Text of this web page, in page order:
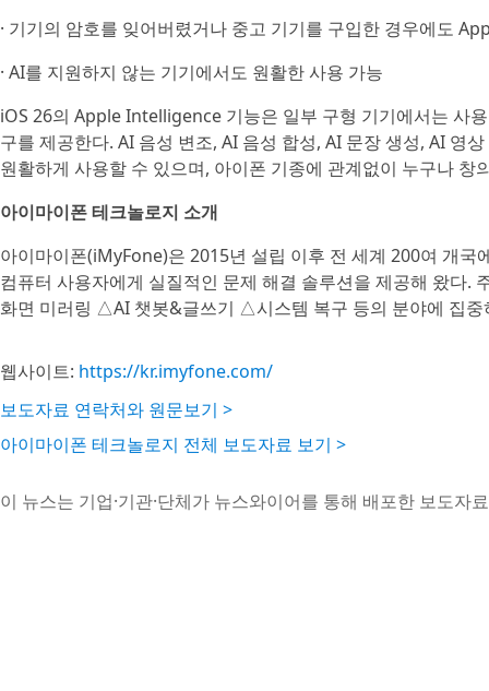
· 기기의 암호를 잊어버렸거나 중고 기기를 구입한 경우에도
· AI를 지원하지 않는 기기에서도 원활한 사용 가능
iOS 26의 Apple Intelligence 기능은 일부 구형 기기에서는 사
구를 제공한다. AI 음성 변조, AI 음성 합성, AI 문장 생성, AI 영
원활하게 사용할 수 있으며, 아이폰 기종에 관계없이 누구나 창
아이마이폰 테크놀로지 소개
아이마이폰(iMyFone)은 2015년 설립 이후 전 세계 200여 개
컴퓨터 사용자에게 실질적인 문제 해결 솔루션을 제공해 왔
화면 미러링 △AI 챗봇&글쓰기 △시스템 복구 등의 분야에 집중
웹사이트: https://kr.imyfone.com/
보도자료 연락처와 원문보기 >
아이마이폰 테크놀로지 전체 보도자료 보기 >
이 뉴스는 기업·기관·단체가 뉴스와이어를 통해 배포한 보도자